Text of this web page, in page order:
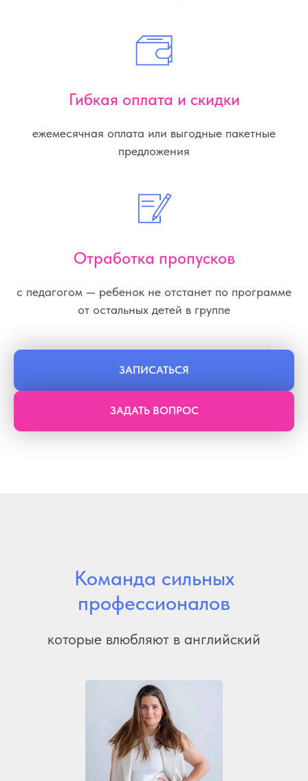
Гибкая оплата и скидки
ежемесячная оплата или выгодные пакетные
предложения
Отработка пропусков
с педагогом — ребенок не отстанет по программе
от остальных детей в группе
ЗАПИСАТЬСЯ
ЗАДАТЬ ВОПРОС
Команда сильных
профессионалов
которые влюбляют в английский